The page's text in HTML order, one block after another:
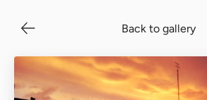
Back to gallery